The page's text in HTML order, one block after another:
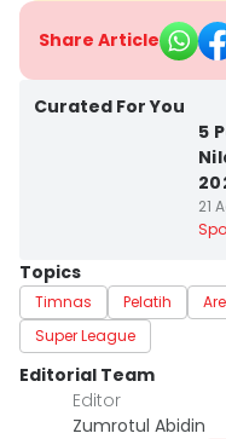
Share Article
Curated For You
5
21
Topics
Timnas Pelatih
Super League
Editorial Team
Editor
Zumrotul Abidin